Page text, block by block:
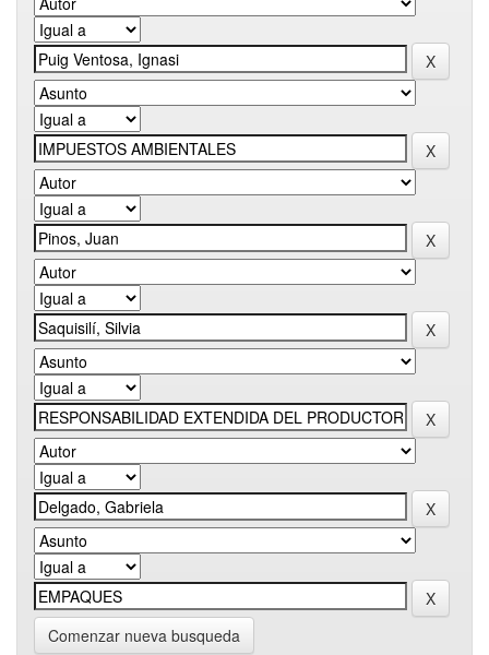
Comenzar nueva busqueda